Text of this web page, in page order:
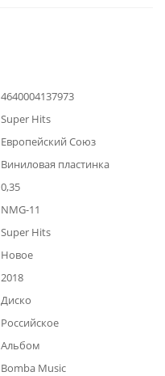
4640004137973
Super Hits
Европейский Союз
Виниловая пластинка
0,35
NMG-11
Super Hits
Новое
2018
Диско
Российское
Альбом
Bomba Music